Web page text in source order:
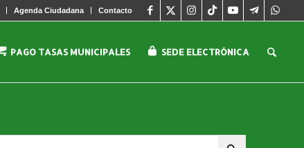
Agenda Ciudadana Contacto
PAGO TASAS MUNICIPALES SEDE ELECTRÓNICA